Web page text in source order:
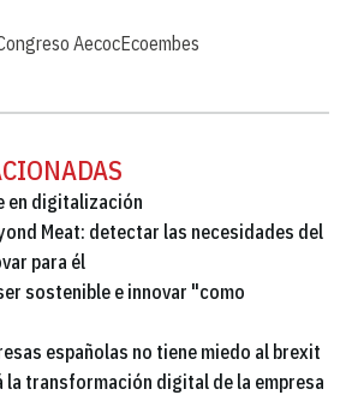
AecocEcoembes
en digitalización
Meat: detectar las necesidades del
para él
sostenible e innovar "como
españolas no tiene miedo al brexit
la transformación digital de la empresa